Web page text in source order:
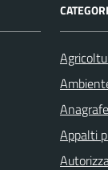
Appalti